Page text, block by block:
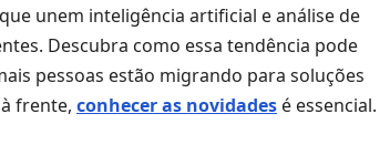
unem inteligência artificial e análise de
Descubra como essa tendência pode
pessoas estão migrando para soluções
frente, conhecer as novidadesé essencial.